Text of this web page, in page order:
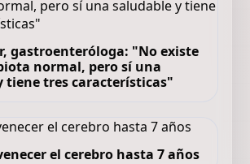
gastroenteróloga: "No existe
normal, pero sí una
tiene tres características"
el cerebro hasta 7 años